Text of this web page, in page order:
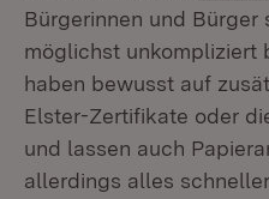
Bürgerinnen und Bürger
möglichst unkompliziert
haben bewusst auf
Elster-Zertifikate oder
und lassen auch
allerdings alles